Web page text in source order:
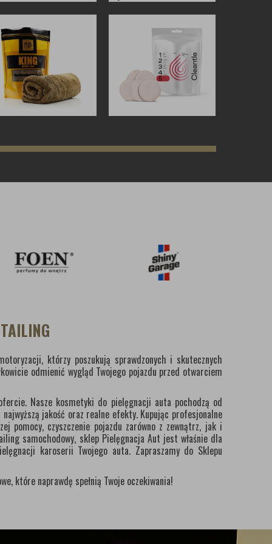
zł109,90zł
ZOBACZ WIĘCEJ
zł40,00zł
ZOBACZ WIĘCEJ
którzy poszukują sprawdzonych i skutecznych
odmienić wygląd Twojego pojazdu przed otwarciem
Nasze kosmetyki do pielęgnacji auta pochodzą od
jakość oraz realne efekty. Kupując profesjonalne
pomocy, czyszczenie pojazdu zarówno z zewnątrz, jak i
samochodowy, sklep Pielęgnacja Aut jest właśnie dla
karoserii Twojego auta. Zapraszamy do Sklepu
które naprawdę spełnią Twoje oczekiwania!